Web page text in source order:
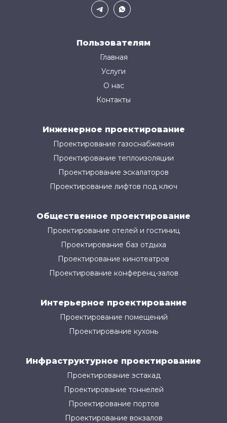
Пользователям
Главная
Услуги
О нас
Контакты
Инженерное проектирование
Проектирование газоснабжения
Проектирование теплоизоляции
Проектирование эскалаторов
Проектирование лифтов под ключ
Общественное проектирование
Проектирование отелей и гостиниц
Проектирование баз отдыха
Проектирование кинотеатров
Проектирование конференц-залов
Интерьерное проектирование
Проектирование помещений
Проектирование кухонь
Инфраструктурное проектирование
Проектирование эстакад
Проектирование тоннелей
Проектирование портов
Проектирование вокзалов